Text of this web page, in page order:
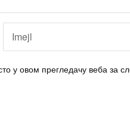
у овом прегледачу веба за